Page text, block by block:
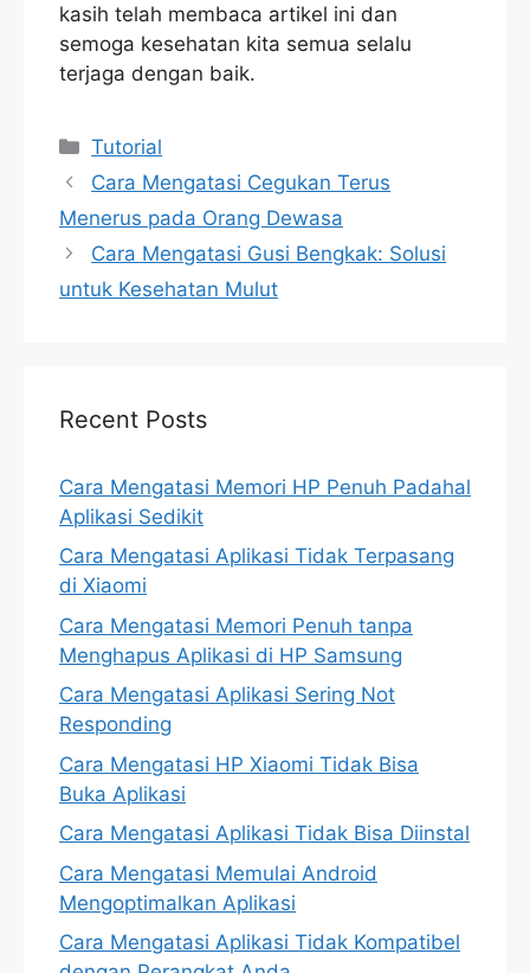
kasih telah membaca artikel ini dan
semoga kesehatan kita semua selalu
terjaga dengan baik.
Categories
Tutorial
Cara Mengatasi Cegukan Terus
Menerus pada Orang Dewasa
Cara Mengatasi Gusi Bengkak: Solusi
untuk Kesehatan Mulut
Recent Posts
Cara Mengatasi Memori HP Penuh Padahal
Aplikasi Sedikit
Cara Mengatasi Aplikasi Tidak Terpasang
di Xiaomi
Cara Mengatasi Memori Penuh tanpa
Menghapus Aplikasi di HP Samsung
Cara Mengatasi Aplikasi Sering Not
Responding
Cara Mengatasi HP Xiaomi Tidak Bisa
Buka Aplikasi
Cara Mengatasi Aplikasi Tidak Bisa Diinstal
Cara Mengatasi Memulai Android
Mengoptimalkan Aplikasi
Cara Mengatasi Aplikasi Tidak Kompatibel